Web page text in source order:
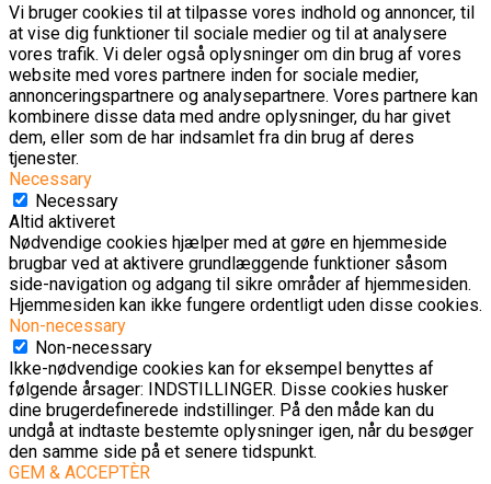
Vi bruger cookies til at tilpasse vores indhold og annoncer, til
at vise dig funktioner til sociale medier og til at analysere
vores trafik. Vi deler også oplysninger om din brug af vores
website med vores partnere inden for sociale medier,
annonceringspartnere og analysepartnere. Vores partnere kan
kombinere disse data med andre oplysninger, du har givet
dem, eller som de har indsamlet fra din brug af deres
tjenester.
Necessary
Necessary
Altid aktiveret
Nødvendige cookies hjælper med at gøre en hjemmeside
brugbar ved at aktivere grundlæggende funktioner såsom
side-navigation og adgang til sikre områder af hjemmesiden.
Hjemmesiden kan ikke fungere ordentligt uden disse cookies.
Non-necessary
Non-necessary
Ikke-nødvendige cookies kan for eksempel benyttes af
følgende årsager: INDSTILLINGER. Disse cookies husker
dine brugerdefinerede indstillinger. På den måde kan du
undgå at indtaste bestemte oplysninger igen, når du besøger
den samme side på et senere tidspunkt.
GEM & ACCEPTÈR